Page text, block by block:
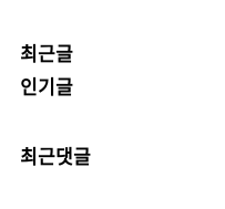
최근글
인기글
최근댓글